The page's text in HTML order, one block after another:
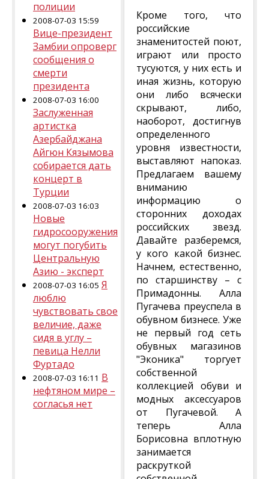
полиции
2008-07-03 15:59
Вице-президент
Замбии опроверг
сообщения о
смерти
президента
2008-07-03 16:00
Заслуженная
артистка
Азербайджана
Айгюн Кязымова
собирается дать
концерт в
Турции
2008-07-03 16:03
Новые
гидросооружения
могут погубить
Центральную
Азию - эксперт
2008-07-03 16:05 Я
люблю
чувствовать свое
величие, даже
сидя в углу –
певица Нелли
Фуртадо
2008-07-03 16:11 В
нефтяном мире –
согласья нет
Кроме того, что
российские
знаменитостей поют,
играют или просто
тусуются, у них есть и
иная жизнь, которую
они либо всячески
скрывают, либо,
наоборот, достигнув
определенного
уровня известности,
выставляют напоказ.
Предлагаем вашему
вниманию
информацию о
сторонних доходах
российских звезд.
Давайте разберемся,
у кого какой бизнес.
Начнем, естественно,
по старшинству – с
Примадонны. Алла
Пугачева преуспела в
обувном бизнесе. Уже
не первый год сеть
обувных магазинов
"Эконика" торгует
собственной
коллекцией обуви и
модных аксессуаров
от Пугачевой. А
теперь Алла
Борисовна вплотную
занимается
раскруткой